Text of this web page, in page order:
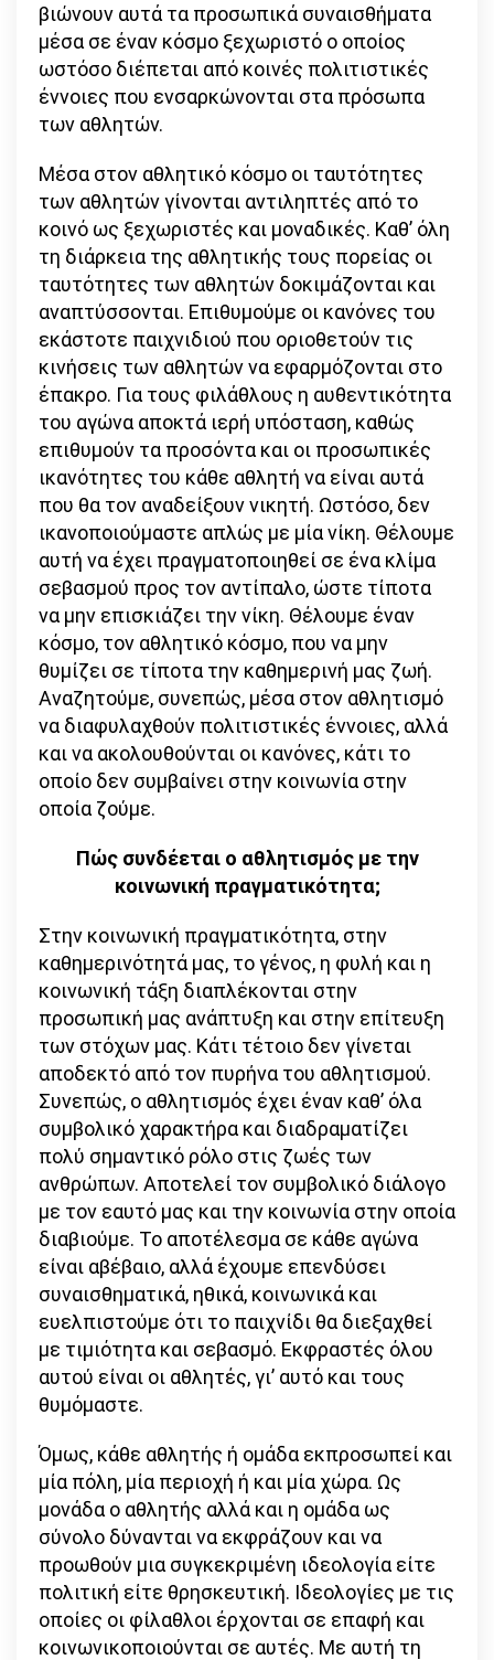
βιώνουν αυτά τα προσωπικά συναισθήματα
μέσα σε έναν κόσμο ξεχωριστό ο οποίος
ωστόσο διέπεται από κοινές πολιτιστικές
έννοιες που ενσαρκώνονται στα πρόσωπα
των αθλητών.
Μέσα στον αθλητικό κόσμο οι ταυτότητες
των αθλητών γίνονται αντιληπτές από το
κοινό ως ξεχωριστές και μοναδικές. Καθ’ όλη
τη διάρκεια της αθλητικής τους πορείας οι
ταυτότητες των αθλητών δοκιμάζονται και
αναπτύσσονται. Επιθυμούμε οι κανόνες του
εκάστοτε παιχνιδιού που οριοθετούν τις
κινήσεις των αθλητών να εφαρμόζονται στο
έπακρο. Για τους φιλάθλους η αυθεντικότητα
του αγώνα αποκτά ιερή υπόσταση, καθώς
επιθυμούν τα προσόντα και οι προσωπικές
ικανότητες του κάθε αθλητή να είναι αυτά
που θα τον αναδείξουν νικητή. Ωστόσο, δεν
ικανοποιούμαστε απλώς με μία νίκη. Θέλουμε
αυτή να έχει πραγματοποιηθεί σε ένα κλίμα
σεβασμού προς τον αντίπαλο, ώστε τίποτα
να μην επισκιάζει την νίκη. Θέλουμε έναν
κόσμο, τον αθλητικό κόσμο, που να μην
θυμίζει σε τίποτα την καθημερινή μας ζωή.
Αναζητούμε, συνεπώς, μέσα στον αθλητισμό
να διαφυλαχθούν πολιτιστικές έννοιες, αλλά
και να ακολουθούνται οι κανόνες, κάτι το
οποίο δεν συμβαίνει στην κοινωνία στην
οποία ζούμε.
Πώς συνδέεται ο αθλητισμός με την
κοινωνική πραγματικότητα;
Στην κοινωνική πραγματικότητα, στην
καθημερινότητά μας, το γένος, η φυλή και η
κοινωνική τάξη διαπλέκονται στην
προσωπική μας ανάπτυξη και στην επίτευξη
των στόχων μας. Κάτι τέτοιο δεν γίνεται
αποδεκτό από τον πυρήνα του αθλητισμού.
Συνεπώς, ο αθλητισμός έχει έναν καθ’ όλα
συμβολικό χαρακτήρα και διαδραματίζει
πολύ σημαντικό ρόλο στις ζωές των
ανθρώπων. Αποτελεί τον συμβολικό διάλογο
με τον εαυτό μας και την κοινωνία στην οποία
διαβιούμε. Το αποτέλεσμα σε κάθε αγώνα
είναι αβέβαιο, αλλά έχουμε επενδύσει
συναισθηματικά, ηθικά, κοινωνικά και
ευελπιστούμε ότι το παιχνίδι θα διεξαχθεί
με τιμιότητα και σεβασμό. Εκφραστές όλου
αυτού είναι οι αθλητές, γι’ αυτό και τους
θυμόμαστε.
Όμως, κάθε αθλητής ή ομάδα εκπροσωπεί και
μία πόλη, μία περιοχή ή και μία χώρα. Ως
μονάδα ο αθλητής αλλά και η ομάδα ως
σύνολο δύνανται να εκφράζουν και να
προωθούν μια συγκεκριμένη ιδεολογία είτε
πολιτική είτε θρησκευτική. Ιδεολογίες με τις
οποίες οι φίλαθλοι έρχονται σε επαφή και
κοινωνικοποιούνται σε αυτές. Με αυτή τη